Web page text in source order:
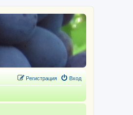
Вход
Регистрация